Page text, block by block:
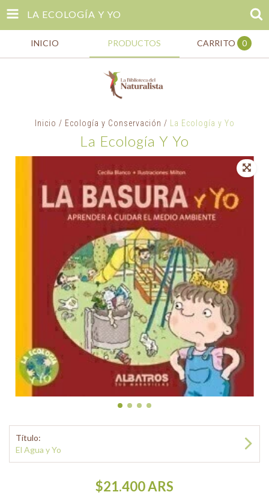
LA ECOLOGÍA Y YO
INICIO PRODUCTOS CARRITO 0
Inicio / Ecología y Conservación / La Ecología y Yo
La Ecología Y Yo
Título:
El Agua y Yo
$21.400ARS